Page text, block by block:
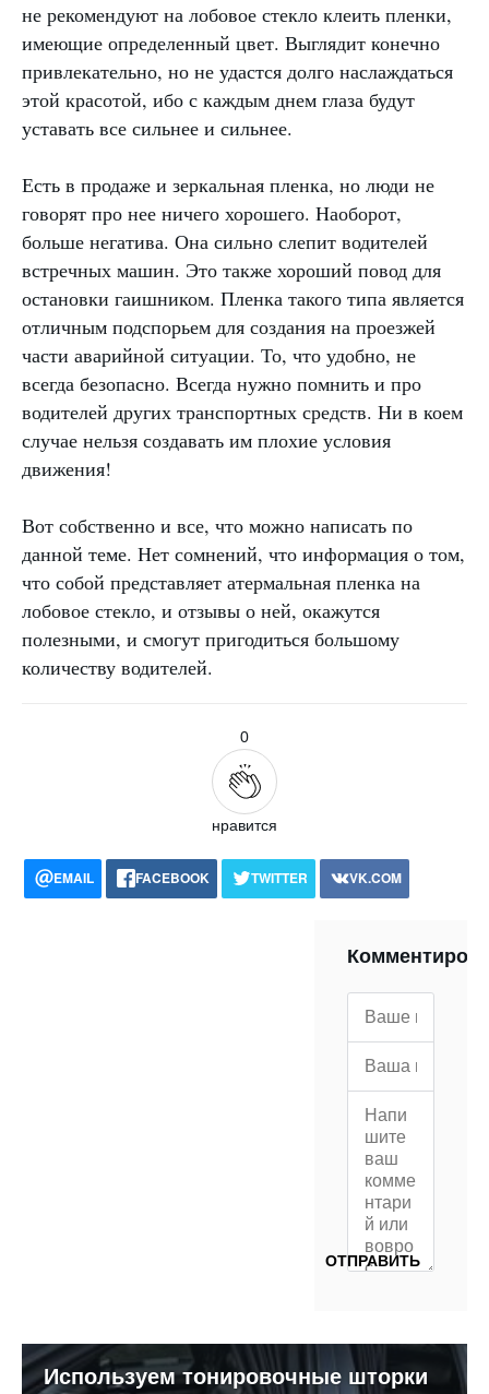
не рекомендуют на лобовое стекло клеить пленки,
имеющие определенный цвет. Выглядит конечно
привлекательно, но не удастся долго наслаждаться
этой красотой, ибо с каждым днем глаза будут
уставать все сильнее и сильнее.
Есть в продаже и зеркальная пленка, но люди не
говорят про нее ничего хорошего. Наоборот,
больше негатива. Она сильно слепит водителей
встречных машин. Это также хороший повод для
остановки гаишником. Пленка такого типа является
отличным подспорьем для создания на проезжей
части аварийной ситуации. То, что удобно, не
всегда безопасно. Всегда нужно помнить и про
водителей других транспортных средств. Ни в коем
случае нельзя создавать им плохие условия
движения!
Вот собственно и все, что можно написать по
данной теме. Нет сомнений, что информация о том,
что собой представляет атермальная пленка на
лобовое стекло, и отзывы о ней, окажутся
полезными, и смогут пригодиться большому
количеству водителей.
0
нравится
EMAIL FACEBOOK TWITTER
VK.COM
Используем тонировочные шторки